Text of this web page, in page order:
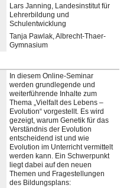
Lars Janning, Landesinstitut für
Lehrerbildung und
Schulentwicklung
Tanja Pawlak, Albrecht-Thaer-
Gymnasium
In diesem Online-Seminar
werden grundlegende und
weiterführende Inhalte zum
Thema „Vielfalt des Lebens –
Evolution“ vorgestellt. Es wird
gezeigt, warum Genetik für das
Verständnis der Evolution
entscheidend ist und wie
Evolution im Unterricht vermittelt
werden kann. Ein Schwerpunkt
liegt dabei auf den neuen
Themen und Fragestellungen
des Bildungsplans: